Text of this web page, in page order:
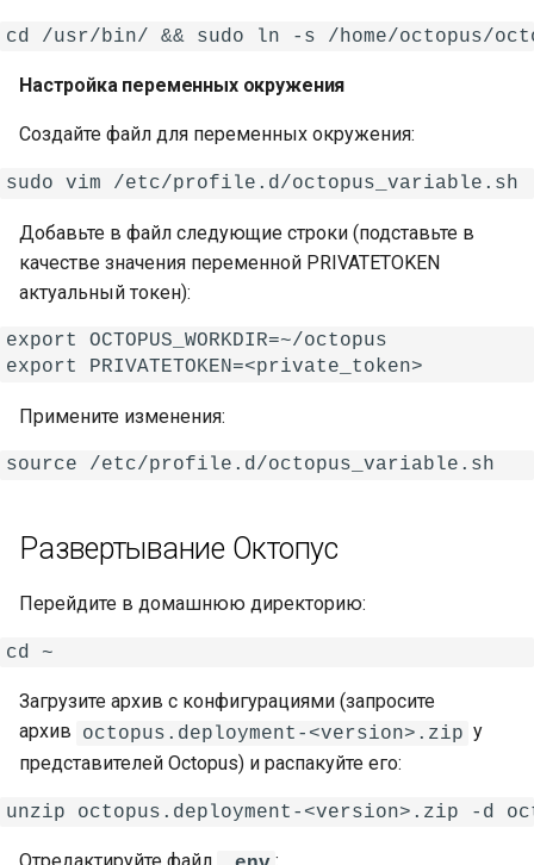
Настройка переменных окружения
Создайте файл для переменных окружения:
Добавьте в файл следующие строки (подставьте в
качестве значения переменной PRIVATETOKEN
актуальный токен):
export OCTOPUS_WORKDIR=~/octopus
Примените изменения:
Развертывание Октопус
Перейдите в домашнюю директорию:
Загрузите архив с конфигурациями (запросите
архив
octopus.deployment-<version>.zip у
представителей Octopus) и распакуйте его: